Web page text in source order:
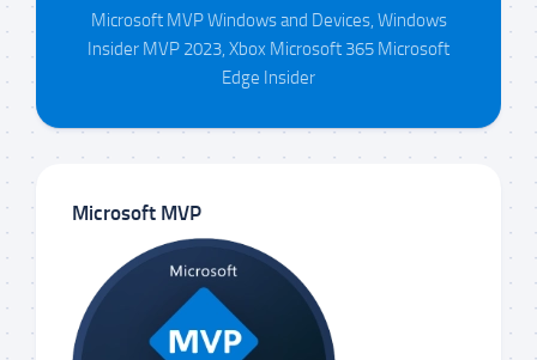
Microsoft MVP Windows and Devices, Windows
Insider MVP 2023, Xbox Microsoft 365 Microsoft
Edge Insider
Microsoft MVP